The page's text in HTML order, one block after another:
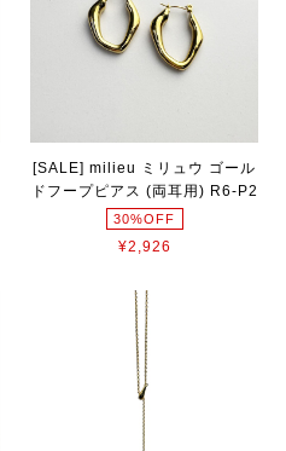
[SALE] milieu ミリュウ ゴール
ドフープピアス (両耳用) R6-P2
30%OFF
¥2,926